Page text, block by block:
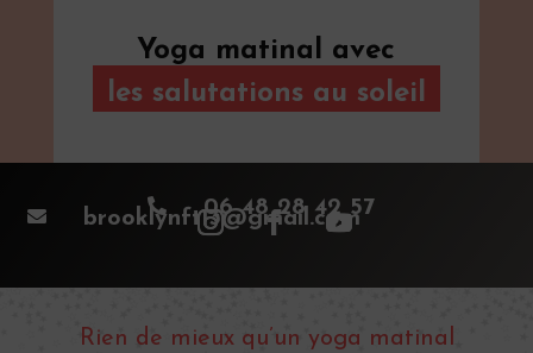
Yoga matinal avec
les salutations au soleil
 06 48 28 42 57
 brooklynft13@gmail.com
Rien de mieux qu’un yoga matinal